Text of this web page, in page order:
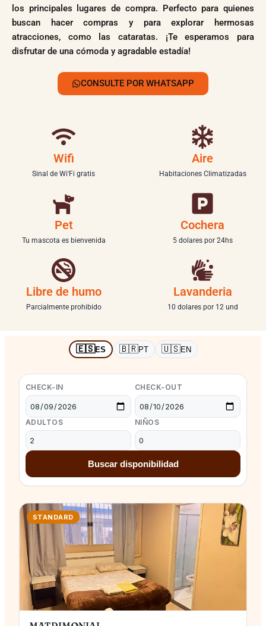
los principales lugares de compra. Perfecto para quienes
buscan hacer compras y para explorar hermosas
atracciones, como las cataratas. ¡Te esperamos para
disfrutar de una cómoda y agradable estadía!
CONSULTE POR WHATSAPP
Wifi
Sinal de Wi'Fi gratis
Aire
Habitaciones Climatizadas
Pet
Tu mascota es bienvenida
Cochera
5 dolares por 24hs
Libre de humo
Parcialmente prohibido
Lavanderia
10 dolares por 12 und